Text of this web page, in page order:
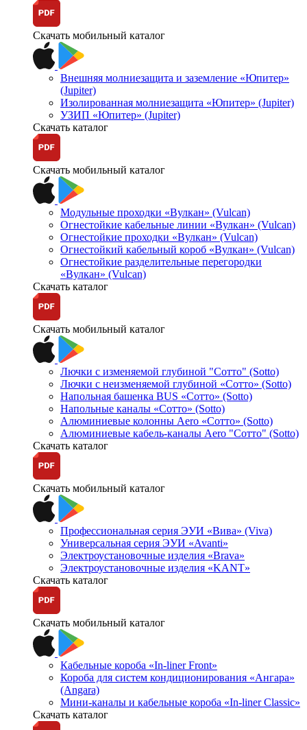
Скачать мобильный каталог
Внешняя молниезащита и заземление «Юпитер»
(Jupiter)
Изолированная молниезащита «Юпитер» (Jupiter)
УЗИП «Юпитер» (Jupiter)
Скачать каталог
Скачать мобильный каталог
Модульные проходки «Вулкан» (Vulcan)
Огнестойкие кабельные линии «Вулкан» (Vulcan)
Огнестойкие проходки «Вулкан» (Vulcan)
Огнестойкий кабельный короб «Вулкан» (Vulcan)
Огнестойкие разделительные перегородки
«Вулкан» (Vulcan)
Скачать каталог
Скачать мобильный каталог
Лючки с изменяемой глубиной "Сотто" (Sotto)
Лючки с неизменяемой глубиной «Сотто» (Sotto)
Напольная башенка BUS «Сотто» (Sotto)
Напольные каналы «Сотто» (Sotto)
Алюминиевые колонны Aero «Сотто» (Sotto)
Алюминиевые кабель-каналы Aero "Сотто" (Sotto)
Скачать каталог
Скачать мобильный каталог
Профессиональная серия ЭУИ «Вива» (Viva)
Универсальная серия ЭУИ «Avanti»
Электроустановочные изделия «Brava»
Электроустановочные изделия «KANT»
Скачать каталог
Скачать мобильный каталог
Кабельные короба «In-liner Front»
Короба для систем кондиционирования «Ангара»
(Angara)
Мини-каналы и кабельные короба «In-liner Classic»
Скачать каталог